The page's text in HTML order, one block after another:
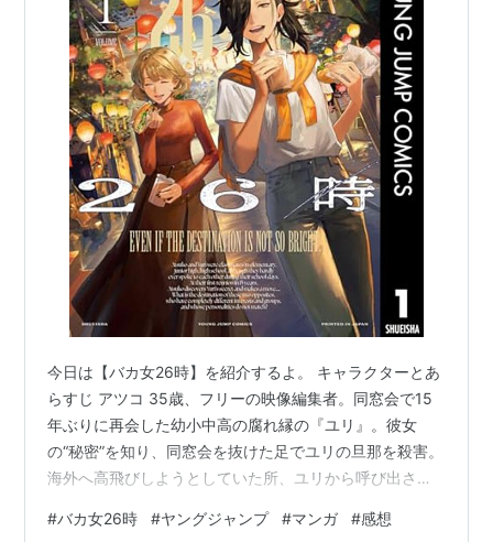
今日は【バカ女26時】を紹介するよ。 キャラクターとあ
らすじ アツコ 35歳、フリーの映像編集者。同窓会で15
年ぶりに再会した幼小中高の腐れ縁の『ユリ』。彼女
の“秘密”を知り、同窓会を抜けた足でユリの旦那を殺害。
海外へ高飛びしようとしていた所、ユリから呼び出され
の旦那からDVを受けており、腕中にアザがある。ファミ
#バカ女26時 #ヤングジャンプ #マンガ #感想